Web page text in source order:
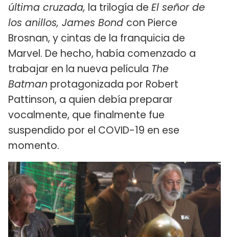
última cruzada, la trilogía de El señor de
los anillos, James Bond con Pierce
Brosnan, y cintas de la franquicia de
Marvel. De hecho, había comenzado a
trabajar en la nueva película The
Batman protagonizada por Robert
Pattinson, a quien debía preparar
vocalmente, que finalmente fue
suspendido por el COVID-19 en ese
momento.